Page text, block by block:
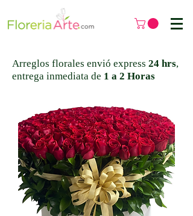
Arreglos florales envió express 24 hrs,
entrega inmediata de 1 a 2 Horas